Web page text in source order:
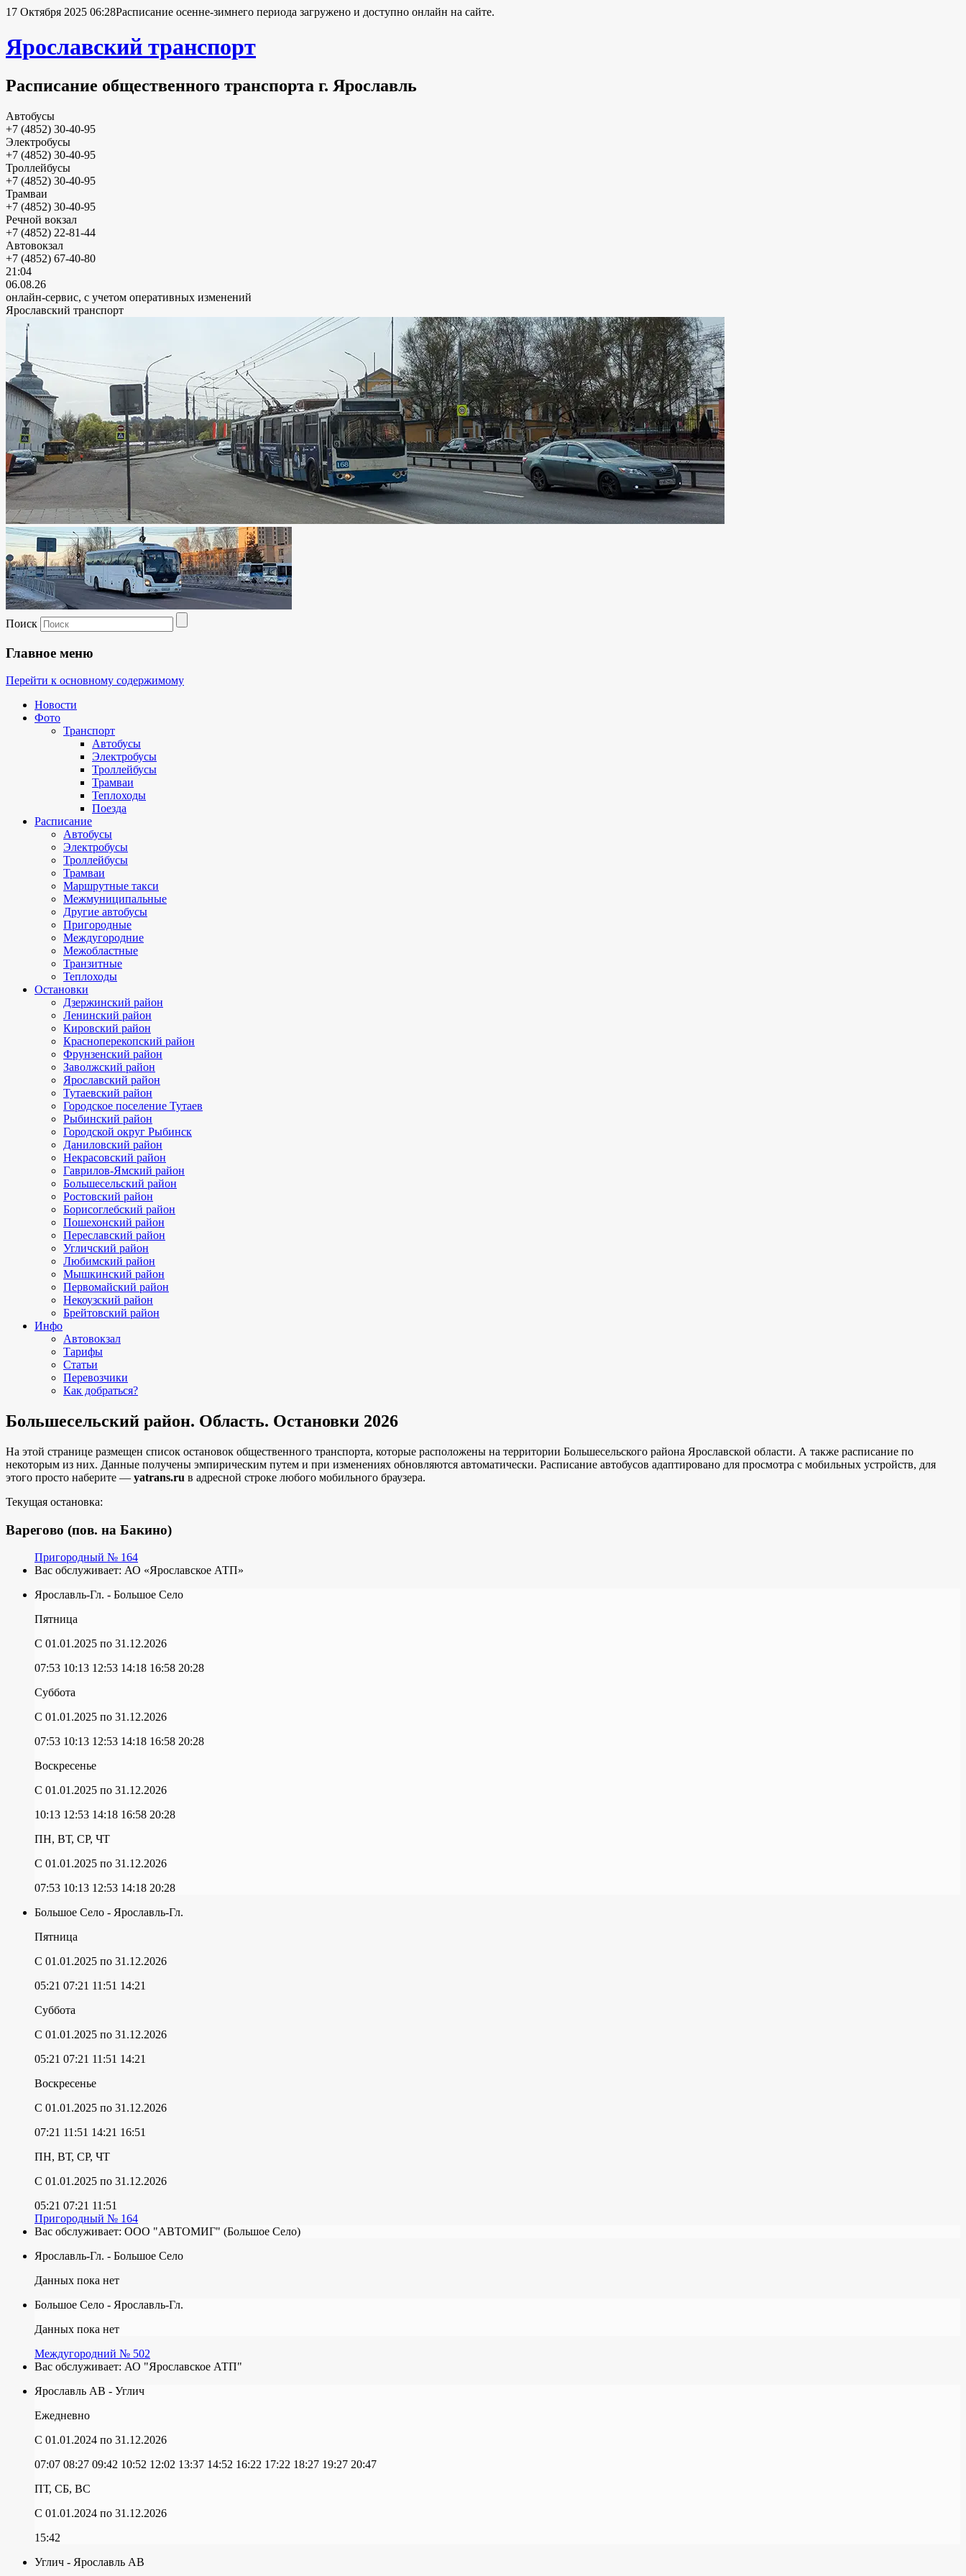
17 Октября 2025 06:28Расписание осенне-зимнего периода загружено и доступно онлайн на сайте.
Ярославский транспорт
Расписание общественного транспорта г. Ярославль
Автобусы
+7 (4852) 30-40-95
Электробусы
+7 (4852) 30-40-95
Троллейбусы
+7 (4852) 30-40-95
Трамваи
+7 (4852) 30-40-95
Речной вокзал
+7 (4852) 22-81-44
Автовокзал
+7 (4852) 67-40-80
21:04
06.08.26
онлайн-сервис, с учетом оперативных изменений
Ярославский транспорт
Поиск
Главное меню
Перейти к основному содержимому
Новости
Фото
Транспорт
Автобусы
Электробусы
Троллейбусы
Трамваи
Теплоходы
Поезда
Расписание
Автобусы
Электробусы
Троллейбусы
Трамваи
Маршрутные такси
Межмуниципальные
Другие автобусы
Пригородные
Междугородние
Межобластные
Транзитные
Теплоходы
Остановки
Дзержинский район
Ленинский район
Кировский район
Красноперекопский район
Фрунзенский район
Заволжский район
Ярославский район
Тутаевский район
Городское поселение Тутаев
Рыбинский район
Городской округ Рыбинск
Даниловский район
Некрасовский район
Гаврилов-Ямский район
Большесельский район
Ростовский район
Борисоглебский район
Пошехонский район
Переславский район
Угличский район
Любимский район
Мышкинский район
Первомайский район
Некоузский район
Брейтовский район
Инфо
Автовокзал
Тарифы
Статьи
Перевозчики
Как добраться?
Большесельский район. Область. Остановки 2026
На этой странице размещен список остановок общественного транспорта, которые расположены на территории Большесельского района Ярославской области. А также расписание по
некоторым из них. Данные получены эмпирическим путем и при изменениях обновляются автоматически. Расписание автобусов адаптировано для просмотра с мобильных устройств, для
этого просто наберите — yatrans.ru в адресной строке любого мобильного браузера.
Текущая остановка:
Варегово (пов. на Бакино)
Пригородный № 164
Вас обслуживает: АО «Ярославское АТП»
Ярославль-Гл. - Большое Село
Пятница
C 01.01.2025 по 31.12.2026
07:53 10:13 12:53 14:18 16:58 20:28
Суббота
C 01.01.2025 по 31.12.2026
07:53 10:13 12:53 14:18 16:58 20:28
Воскресенье
C 01.01.2025 по 31.12.2026
10:13 12:53 14:18 16:58 20:28
ПН, ВТ, СР, ЧТ
C 01.01.2025 по 31.12.2026
07:53 10:13 12:53 14:18 20:28
Большое Село - Ярославль-Гл.
Пятница
C 01.01.2025 по 31.12.2026
05:21 07:21 11:51 14:21
Суббота
C 01.01.2025 по 31.12.2026
05:21 07:21 11:51 14:21
Воскресенье
C 01.01.2025 по 31.12.2026
07:21 11:51 14:21 16:51
ПН, ВТ, СР, ЧТ
C 01.01.2025 по 31.12.2026
05:21 07:21 11:51
Пригородный № 164
Вас обслуживает: ООО "АВТОМИГ" (Большое Село)
Ярославль-Гл. - Большое Село
Данных пока нет
Большое Село - Ярославль-Гл.
Данных пока нет
Междугородний № 502
Вас обслуживает: АО "Ярославское АТП"
Ярославль АВ - Углич
Ежедневно
C 01.01.2024 по 31.12.2026
07:07 08:27 09:42 10:52 12:02 13:37 14:52 16:22 17:22 18:27 19:27 20:47
ПТ, СБ, ВС
C 01.01.2024 по 31.12.2026
15:42
Углич - Ярославль АВ